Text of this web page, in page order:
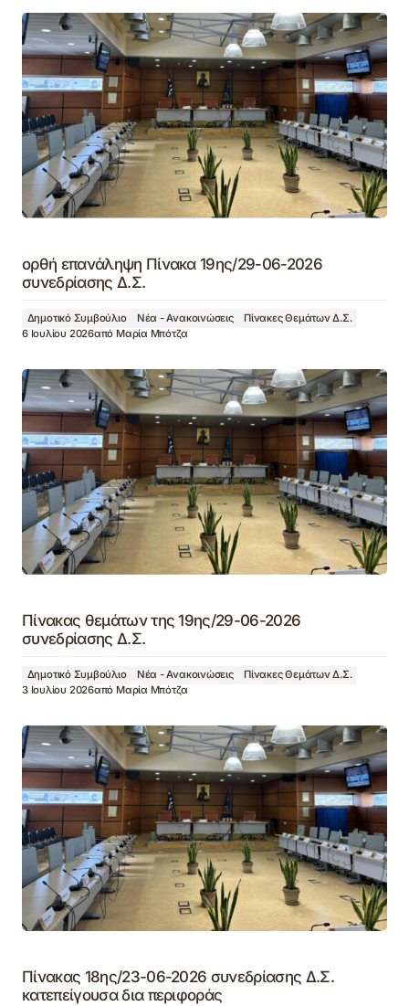
ορθή επανάληψη Πίνακα 19ης/29-06-2026
συνεδρίασης Δ.Σ.
Δημοτικό Συμβούλιο Νέα - Ανακοινώσεις
Πίνακες Θεμάτων Δ.Σ.
6 Ιουλίου 2026από Μαρία Μπότζα
Πίνακας θεμάτων της 19ης/29-06-2026
συνεδρίασης Δ.Σ.
Δημοτικό Συμβούλιο Νέα - Ανακοινώσεις
Πίνακες Θεμάτων Δ.Σ.
3 Ιουλίου 2026από Μαρία Μπότζα
Πίνακας 18ης/23-06-2026 συνεδρίασης Δ.Σ.
κατεπείγουσα δια περιφοράς